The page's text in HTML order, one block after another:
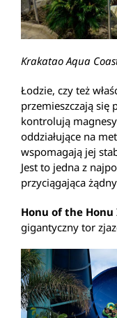
Krakatao Aqua
Łodzie, czy też
przemieszczają się
kontrolują
oddziałujące na
wspomagają jej
Jest to jedna z
przyciągająca
Honu of the Honu
gigantyczny tor